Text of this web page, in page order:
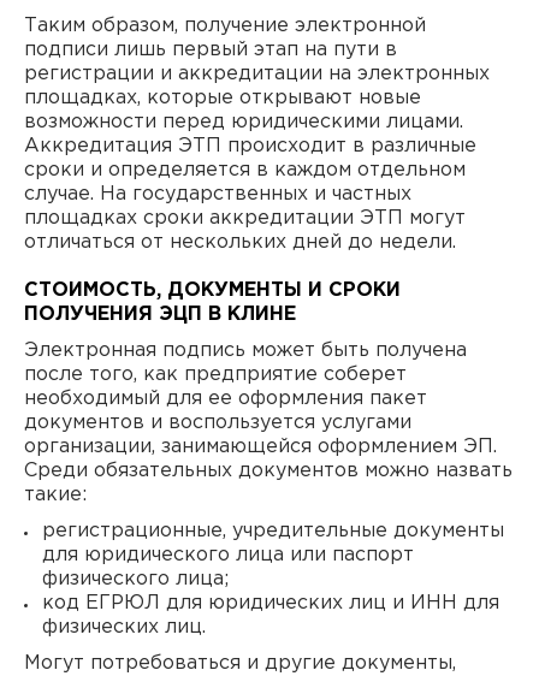
Таким образом, получение электронной
подписи лишь первый этап на пути в
регистрации и аккредитации на электронных
площадках, которые открывают новые
возможности перед юридическими лицами.
Аккредитация ЭТП происходит в различные
сроки и определяется в каждом отдельном
случае. На государственных и частных
площадках сроки аккредитации ЭТП могут
отличаться от нескольких дней до недели.
СТОИМОСТЬ, ДОКУМЕНТЫ И СРОКИ
ПОЛУЧЕНИЯ ЭЦП В КЛИНЕ
Электронная подпись может быть получена
после того, как предприятие соберет
необходимый для ее оформления пакет
документов и воспользуется услугами
организации, занимающейся оформлением ЭП.
Среди обязательных документов можно назвать
такие:
регистрационные, учредительные документы
для юридического лица или паспорт
физического лица;
код ЕГРЮЛ для юридических лиц и ИНН для
физических лиц.
Могут потребоваться и другие документы,